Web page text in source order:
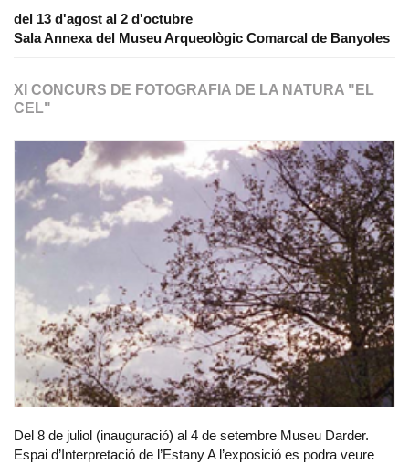
del 13 d'agost al 2 d'octubre
Sala Annexa del Museu Arqueològic Comarcal de Banyoles
XI CONCURS DE FOTOGRAFIA DE LA NATURA "EL
CEL"
Del 8 de juliol (inauguració) al 4 de setembre Museu Darder.
Espai d’Interpretació de l’Estany A l’exposició es podra veure